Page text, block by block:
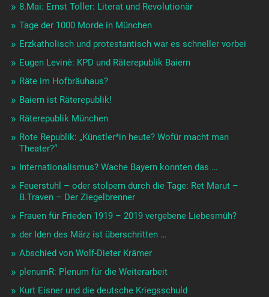
8.Mai: Ernst Toller: Literat und Revolutionär
Tage der 1000 Morde in München
Erzkatholisch und protestantisch war es schneller vorbei
Eugen Levinè: KPD und Räterepublik Baiern
Räte im Hofbräuhaus?
Baiern ist Räterepublik!
Räterepublik München
Rote Republik: „Künstler*in heute? Wofür macht man
Theater?“
Internationalismus? Wache Bayern konnten das …
Feuerstuhl – oder stolpern durch die Tage: Ret Marut –
B.Traven – Der Ziegelbrenner
Frauen für Frieden 1919 – 2019 vergebene Liebesmüh?
der Iden des März ist überschritten …
Abschied von Wolf-Dieter Krämer
plenumR: Plenum für die Weiterarbeit
Kurt Eisner und die deutsche Kriegsschuld